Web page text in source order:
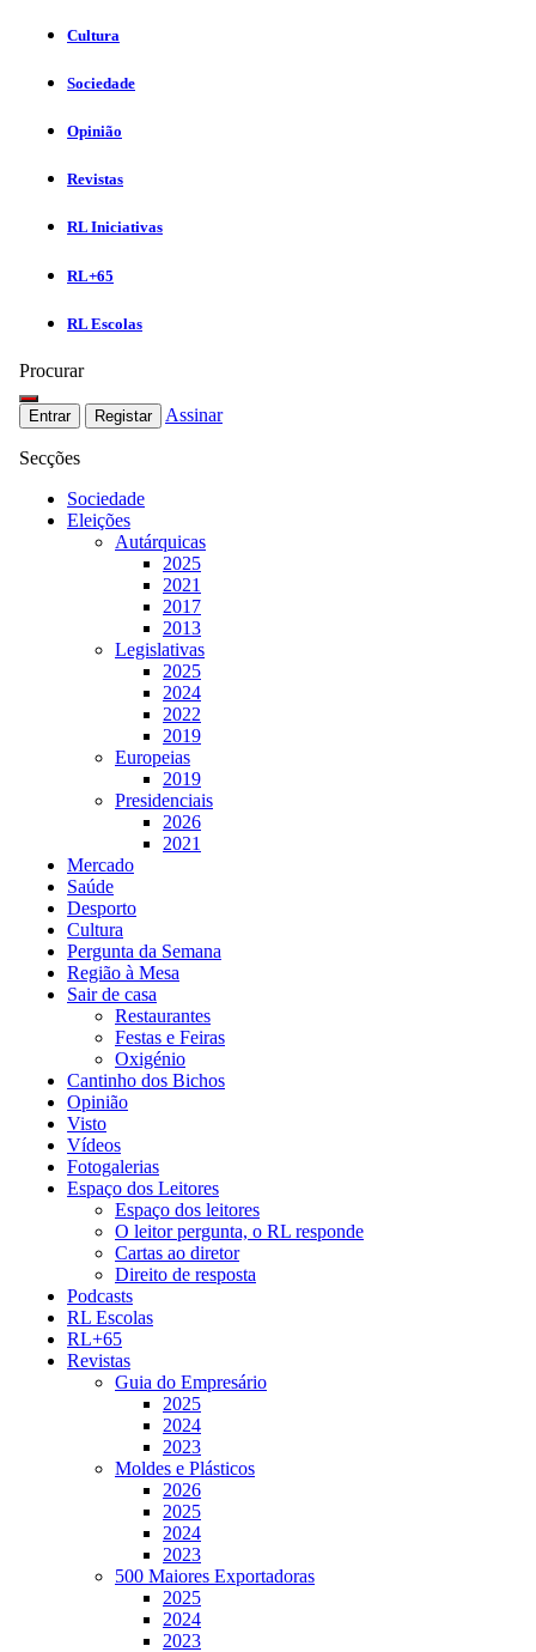
Cultura
Sociedade
Opinião
Revistas
RL Iniciativas
RL+65
RL Escolas
Procurar
Entrar Registar Assinar
Secções
Sociedade
Eleições
Autárquicas
2025
2021
2017
2013
Legislativas
2025
2024
2022
2019
Europeias
2019
Presidenciais
2026
2021
Mercado
Saúde
Desporto
Cultura
Pergunta da Semana
Região à Mesa
Sair de casa
Restaurantes
Festas e Feiras
Oxigénio
Cantinho dos Bichos
Opinião
Visto
Vídeos
Fotogalerias
Espaço dos Leitores
Espaço dos leitores
O leitor pergunta, o RL responde
Cartas ao diretor
Direito de resposta
Podcasts
RL Escolas
RL+65
Revistas
Guia do Empresário
2025
2024
2023
Moldes e Plásticos
2026
2025
2024
2023
500 Maiores Exportadoras
2025
2024
2023